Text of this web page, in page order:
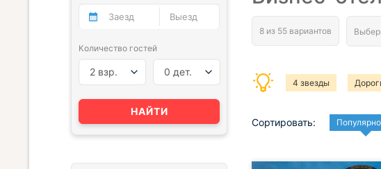
4 звезды
Сортировать:
Количество гостей
2 взр. 0 дет.
НАЙТИ